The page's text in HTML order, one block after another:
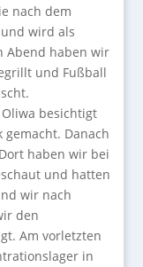
nach dem
wird als
Abend haben wir
und Fußball
besichtigt
Danach
haben wir bei
und hatten
wir nach
den
Am vorletzten
in